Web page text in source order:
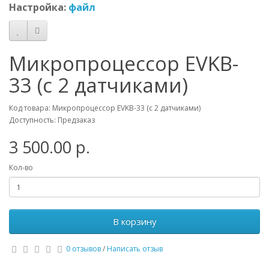
Настройка: файл
Микропроцессор EVKB-
33 (с 2 датчиками)
Код товара: Микропроцессор EVKB-33 (с 2 датчиками)
Доступность: Предзаказ
3 500.00 р.
Кол-во
В корзину
0 отзывов/ Написать отзыв